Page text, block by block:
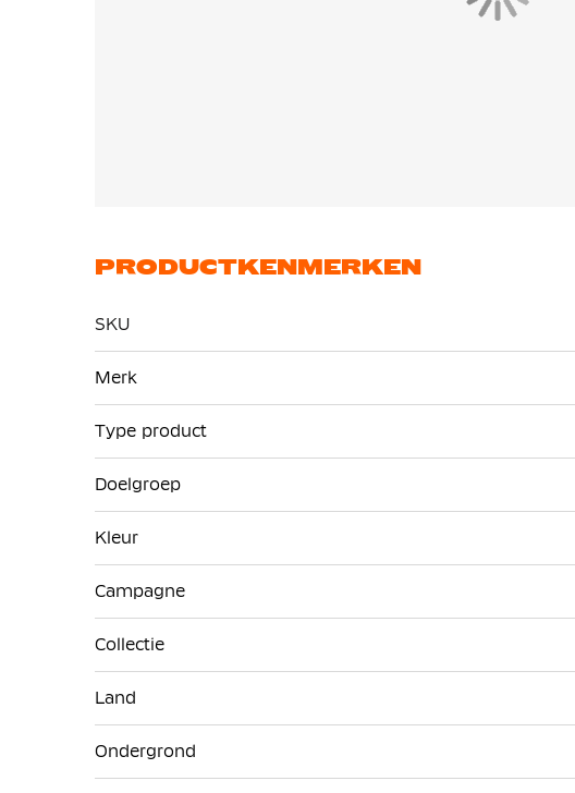
PRODUCTKENMERKEN
SKU
informatie
Merk
Type product
Doelgroep
Kleur
Campagne
Collectie
Land
Ondergrond